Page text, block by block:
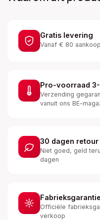
Gratis levering
Vanaf € 80
Pro-voorraad
Verzending
vanuit ons BE-
30 dagen retour
Niet goed, geld
dagen
Fabrieksgarantie
Officiële
verkoop